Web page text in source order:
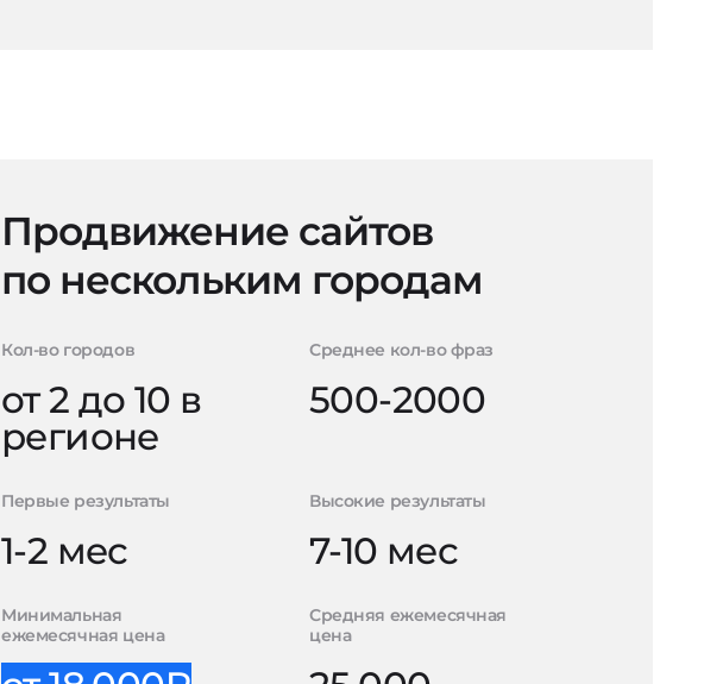
Продвижение сайтов
по нескольким городам
Кол-во городов
от 2 до 10 в
регионе
Среднее кол-во фраз
500-2000
Первые результаты
1-2 мес
Высокие результаты
7-10 мес
Минимальная
ежемесячная цена
Средняя ежемесячная
цена